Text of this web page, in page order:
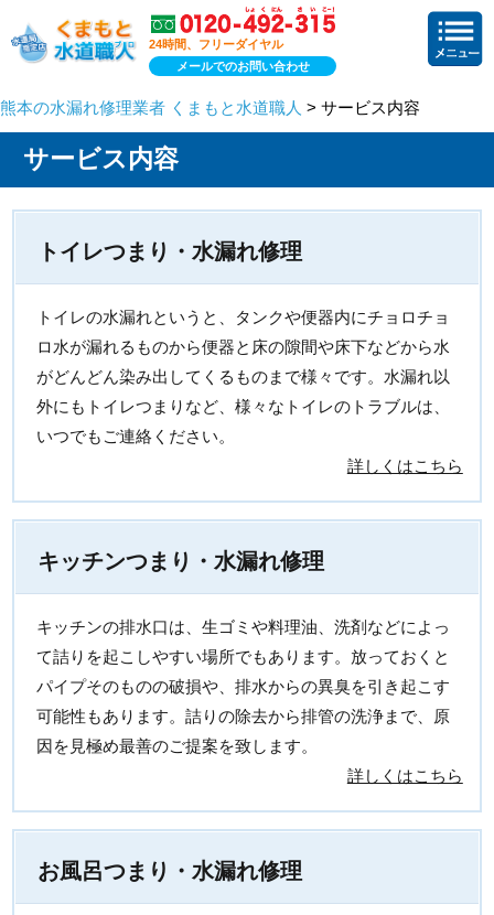
24時間、フリーダイヤル
メールでのお問い合わせ
熊本の水漏れ修理業者 くまもと水道職人 > サービス内容
サービス内容
トイレつまり・水漏れ修理
トイレの水漏れというと、タンクや便器内にチョロチョ
ロ水が漏れるものから便器と床の隙間や床下などから水
がどんどん染み出してくるものまで様々です。水漏れ以
外にもトイレつまりなど、様々なトイレのトラブルは、
いつでもご連絡ください。
詳しくはこちら
キッチンつまり・水漏れ修理
キッチンの排水口は、生ゴミや料理油、洗剤などによっ
て詰りを起こしやすい場所でもあります。放っておくと
パイプそのものの破損や、排水からの異臭を引き起こす
可能性もあります。詰りの除去から排管の洗浄まで、原
因を見極め最善のご提案を致します。
詳しくはこちら
お風呂つまり・水漏れ修理